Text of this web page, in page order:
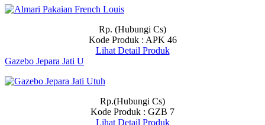
Rp. (Hubungi Cs)
Kode Produk : APK 46
Lihat Detail Produk
Gazebo Jepara Jati U
Rp.(Hubungi Cs)
Kode Produk : GZB 7
Lihat Detail Produk